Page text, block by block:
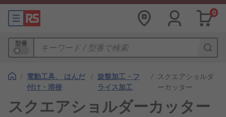
0
型番
/ 電動工具、 はんだ
付け・溶接
/ 旋盤加工・フ
ライス加工
/ スクエアショルダ
ーカッター
スクエアショルダーカッター